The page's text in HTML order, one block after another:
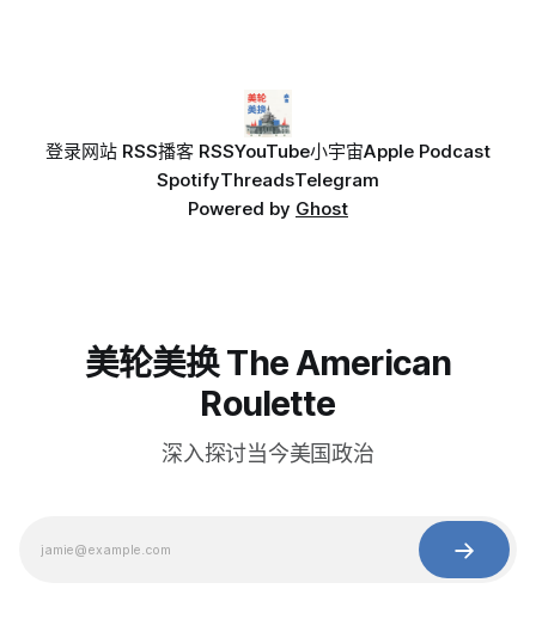
登录网站 RSS播客 RSSYouTube小宇宙Apple Podcast
SpotifyThreadsTelegram
Powered by Ghost
美轮美换 The American
Roulette
深入探讨当今美国政治